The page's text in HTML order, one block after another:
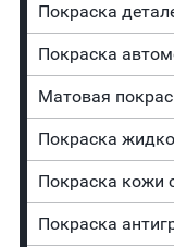
Покраска
Покраска
Матовая
Покраска
Покраска кожи
Покраска